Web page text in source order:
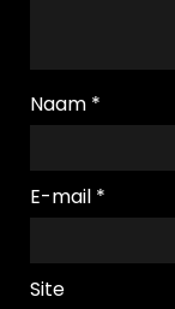
Naam *
E-mail *
Site